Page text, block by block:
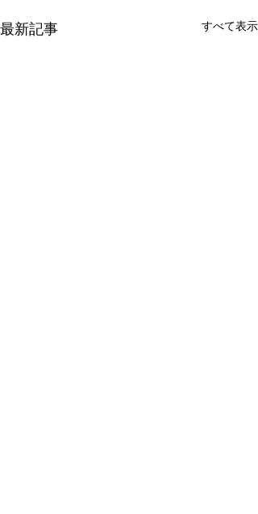
最新記事 すべて表示